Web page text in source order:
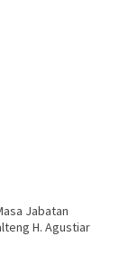
Jabatan
H. Agustiar